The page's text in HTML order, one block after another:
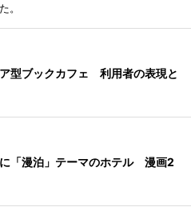
。
型ブックカフェ 利用者の表現と
「漫泊」テーマのホテル 漫画2